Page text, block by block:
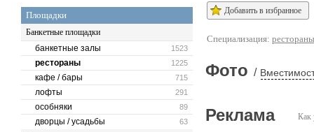
Площадки
Банкетные площадки
1523
банкетные залы
1225
рестораны
715
кафе / бары
291
лофты
89
особняки
63
дворцы / усадьбы
Добавить в избранное
Специализация: рестораны
Фото /
Как
Реклама